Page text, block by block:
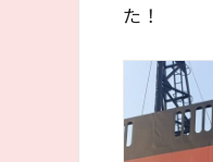
た！